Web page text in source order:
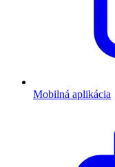
Mobilná aplikácia